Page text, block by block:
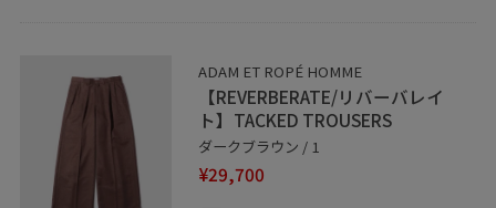
ADAM ET ROPÉ HOMME
【REVERBERATE/リバーバレイ
ト】TACKED TROUSERS
ダークブラウン / 1
¥29,700